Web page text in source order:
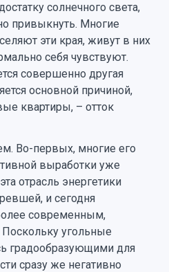
солнечного света,
привыкнуть. Многие
эти края, живут в них
себя чувствуют.
совершенно другая
основной причиной,
квартиры, – отток
Во-первых, многие его
выработки уже
отрасль энергетики
и сегодня
современным,
угольные
градообразующими для
сразу же негативно